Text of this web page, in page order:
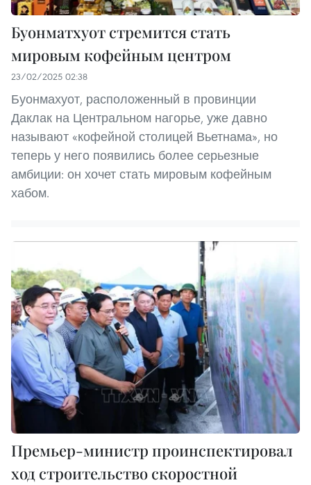
Буонматхуот стремится стать
мировым кофейным центром
23/02/2025 02:38
Буонмахуот, расположенный в провинции
Даклак на Центральном нагорье, уже давно
называют «кофейной столицей Вьетнама», но
теперь у него появились более серьезные
амбиции: он хочет стать мировым кофейным
хабом.
Премьер-министр проинспектировал
ход строительство скоростной